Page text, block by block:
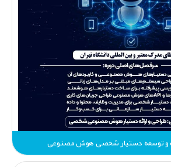
دستیار شخصی هوش مصنوعی